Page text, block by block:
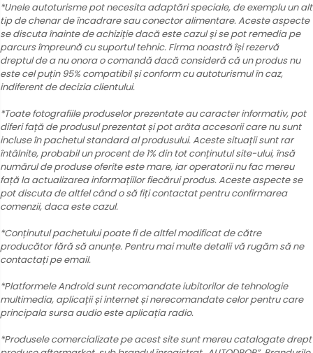
*Unele autoturisme pot necesita adaptări speciale, de exemplu un alt
tip de chenar de încadrare sau conector alimentare. Aceste aspecte
se discuta înainte de achiziție dacă este cazul și se pot remedia pe
parcurs împreună cu suportul tehnic. Firma noastră își rezervă
dreptul de a nu onora o comandă dacă consideră că un produs nu
este cel puțin 95% compatibil și conform cu autoturismul în caz,
indiferent de decizia clientului.
*Toate fotografiile produselor prezentate au caracter informativ, pot
diferi față de produsul prezentat și pot arăta accesorii care nu sunt
incluse în pachetul standard al produsului. Aceste situații sunt rar
întâlnite, probabil un procent de 1% din tot conținutul site-ului, însă
numărul de produse oferite este mare, iar operatorii nu fac mereu
față la actualizarea informațiilor fiecărui produs. Aceste aspecte se
pot discuta de altfel când o să fiți contactat pentru confirmarea
comenzii, daca este cazul.
*Conținutul pachetului poate fi de altfel modificat de către
producător fără să anunțe. Pentru mai multe detalii vă rugăm să ne
contactați pe email.
*Platformele Android sunt recomandate iubitorilor de tehnologie
multimedia, aplicații și internet și nerecomandate celor pentru care
principala sursa audio este aplicația radio.
*Produsele comercializate pe acest site sunt mereu catalogate drept